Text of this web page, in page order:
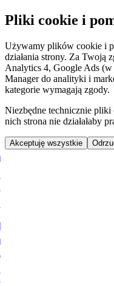
Pliki cookie i
Używamy plików cookie i
działania strony. Za Twoją
Analytics 4, Google Ads
Manager do analityki i
kategorie wymagają zgody.
Niezbędne technicznie pliki
nich strona nie działałaby
Akceptuję wszystkie